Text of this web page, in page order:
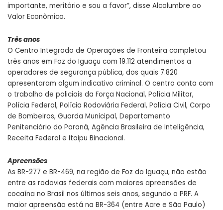
importante, meritório e sou a favor”, disse Alcolumbre ao
Valor Econômico.
Três anos
O Centro Integrado de Operações de Fronteira completou
três anos em Foz do Iguaçu com 19.112 atendimentos a
operadores de segurança pública, dos quais 7.820
apresentaram algum indicativo criminal. O centro conta com
o trabalho de policiais da Força Nacional, Polícia Militar,
Polícia Federal, Polícia Rodoviária Federal, Polícia Civil, Corpo
de Bombeiros, Guarda Municipal, Departamento
Penitenciário do Paraná, Agência Brasileira de Inteligência,
Receita Federal e Itaipu Binacional.
Apreensões
As BR-277 e BR-469, na região de Foz do Iguaçu, não estão
entre as rodovias federais com maiores apreensões de
cocaína no Brasil nos últimos seis anos, segundo a PRF. A
maior apreensão está na BR-364 (entre Acre e São Paulo)